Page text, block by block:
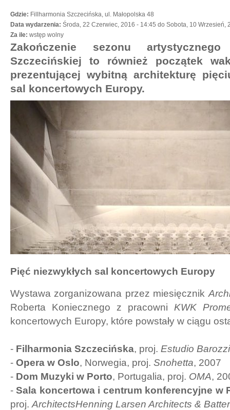
Gdzie: Fillharmonia Szczecińska, ul. Małopolska 48
Data wydarzenia: Środa, 22 Czerwiec, 2016 - 14:45 do Sobota, 10 Wrzesień,
Za ile: wstęp wolny
Zakończenie sezonu
Szczecińskiej to również początek
prezentującej wybitną architekturę
sal koncertowych Europy.
Pięć niezwykłych sal koncertowych Europy
Wystawa zorganizowana przez miesięcznik
Roberta Koniecznego z pracowni KWK
koncertowych Europy, które powstały w ciągu
- Filharmonia Szczecińska, proj. Estudio
- Opera w Oslo, Norwegia, proj. Snohetta, 2007
- Dom Muzyki w Porto, Portugalia, proj. OMA,
-Sala koncertowa i centrum konferencyjne w
proj. ArchitectsHenning Larsen Architects &